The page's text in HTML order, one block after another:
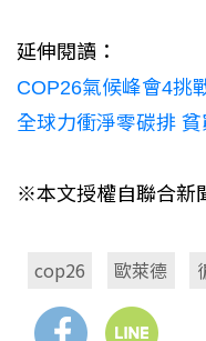
延伸閱讀：
COP26氣候峰會4挑
全球力衝淨零碳排
※本文授權自聯合新
cop26 歐萊德